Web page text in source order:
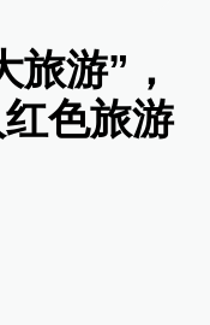
旅游”，
色旅游